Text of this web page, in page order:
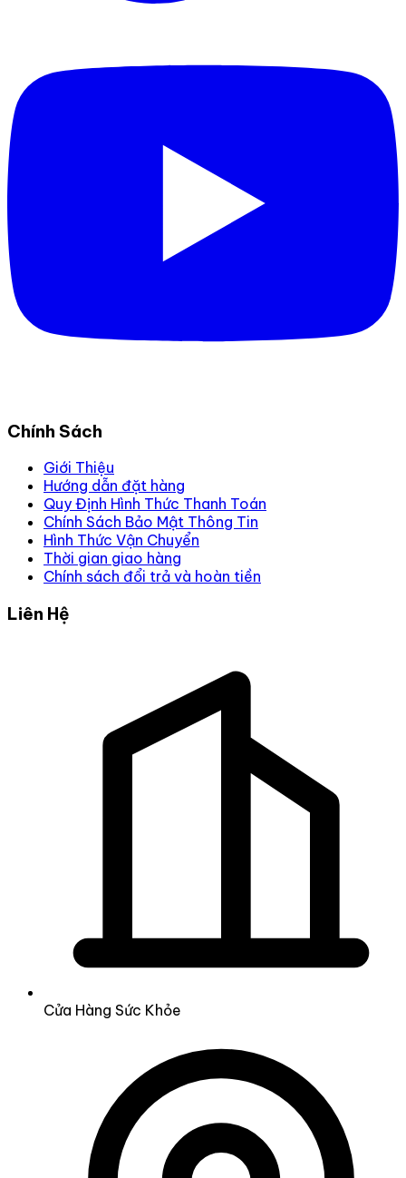
Chính Sách
Giới Thiệu
Hướng dẫn đặt hàng
Quy Định Hình Thức Thanh Toán
Chính Sách Bảo Mật Thông Tin
Hình Thức Vận Chuyển
Thời gian giao hàng
Chính sách đổi trả và hoàn tiền
Liên Hệ
Cửa Hàng Sức Khỏe